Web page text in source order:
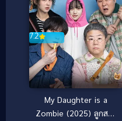
7.2
My Daughter is a
Zombie (2025) ลูกสาว